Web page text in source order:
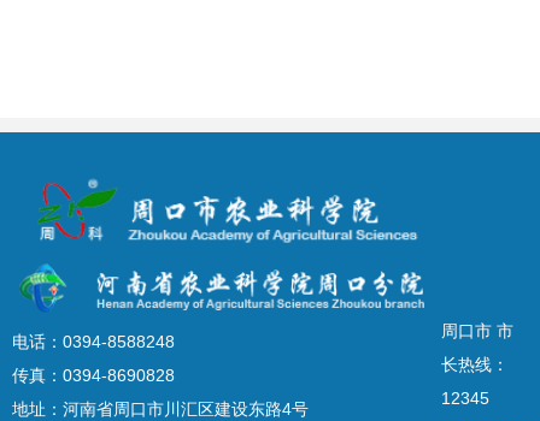
电话：0394-8588248
传真：0394-8690828
地址：河南省周口市川汇区建设东路4号
周口市 市
长热线：
12345